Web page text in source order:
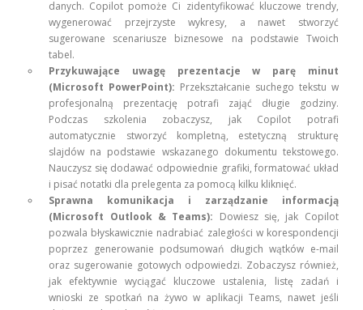
danych. Copilot pomoże Ci zidentyfikować kluczowe trendy,
wygenerować przejrzyste wykresy, a nawet stworzyć
sugerowane scenariusze biznesowe na podstawie Twoich
tabel.
Przykuwające uwagę prezentacje w parę minut
(Microsoft PowerPoint): Przekształcanie suchego tekstu w
profesjonalną prezentację potrafi zająć długie godziny.
Podczas szkolenia zobaczysz, jak Copilot potrafi
automatycznie stworzyć kompletną, estetyczną strukturę
slajdów na podstawie wskazanego dokumentu tekstowego.
Nauczysz się dodawać odpowiednie grafiki, formatować układ
i pisać notatki dla prelegenta za pomocą kilku kliknięć.
Sprawna komunikacja i zarządzanie informacją
(Microsoft Outlook & Teams): Dowiesz się, jak Copilot
pozwala błyskawicznie nadrabiać zaległości w korespondencji
poprzez generowanie podsumowań długich wątków e-mail
oraz sugerowanie gotowych odpowiedzi. Zobaczysz również,
jak efektywnie wyciągać kluczowe ustalenia, listę zadań i
wnioski ze spotkań na żywo w aplikacji Teams, nawet jeśli